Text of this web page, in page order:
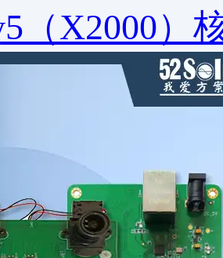
（X2000）